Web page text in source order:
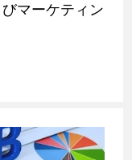
マーケティン